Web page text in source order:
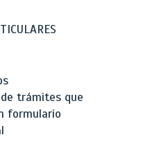
trámites que
formulario